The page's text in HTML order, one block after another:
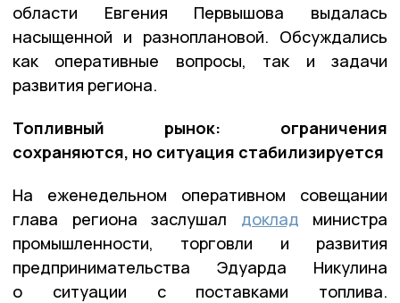
области Евгения Первышова выдалась
насыщенной и разноплановой. Обсуждались
как оперативные вопросы, так и задачи
развития региона.
Топливный рынок: ограничения
сохраняются, но ситуация стабилизируется
На еженедельном оперативном совещании
глава региона заслушал доклад министра
промышленности, торговли и развития
предпринимательства Эдуарда Никулина
о ситуации с поставками топлива.